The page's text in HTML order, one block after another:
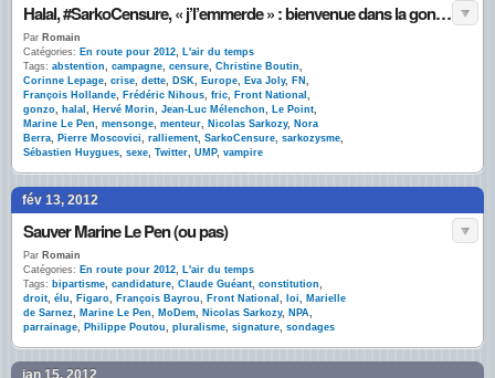
Halal, #SarkoCensure, « j’l’emmerde » : bienvenue dans la gonzo-campagne présidentielle
Par Romain
Catégories: En route pour 2012, L'air du temps
Tags: abstention, campagne, censure, Christine Boutin,
Corinne Lepage, crise, dette, DSK, Europe, Eva Joly, FN ,
François Hollande, Frédéric Nihous, fric, Front National ,
gonzo, halal , Hervé Morin, Jean-Luc Mélenchon, Le Point,
Marine Le Pen, mensonge, menteur, Nicolas Sarkozy, Nora
Berra, Pierre Moscovici, ralliement, SarkoCensure, sarkozysme,
Sébastien Huygues, sexe, Twitter, UMP, vampire
fév 13, 2012
Sauver Marine Le Pen (ou pas)
Par Romain
Catégories: En route pour 2012, L'air du temps
Tags: bipartisme, candidature, Claude Guéant, constitution,
droit, élu, Figaro, François Bayrou, Front National , loi, Marielle
de Sarnez, Marine Le Pen, MoDem, Nicolas Sarkozy, NPA,
parrainage, Philippe Poutou, pluralisme, signature, sondages
jan 15, 2012